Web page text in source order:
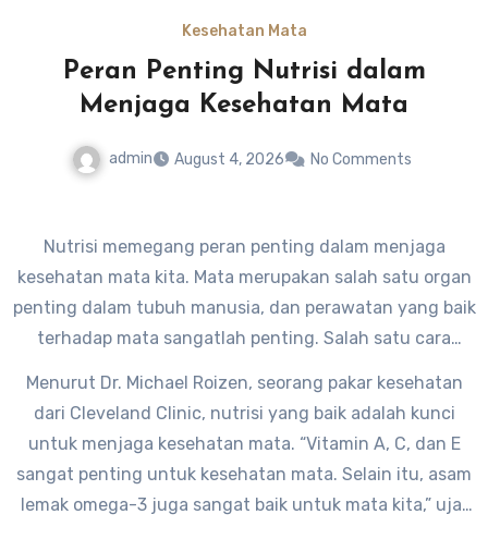
Kesehatan Mata
Peran Penting Nutrisi dalam
Menjaga Kesehatan Mata
admin August 4, 2026 No Comments
Nutrisi memegang peran penting dalam menjaga
kesehatan mata kita. Mata merupakan salah satu organ
penting dalam tubuh manusia, dan perawatan yang baik
terhadap mata sangatlah penting. Salah satu cara
mengonsumsi makanan yang kaya akan nutrisi.
Menurut Dr. Michael Roizen, seorang pakar kesehatan
dari Cleveland Clinic, nutrisi yang baik adalah kunci
untuk menjaga kesehatan mata. “Vitamin A, C, dan E
sangat penting untuk kesehatan mata. Selain itu, asam
lemak omega-3 juga sangat baik untuk mata kita,” ujar